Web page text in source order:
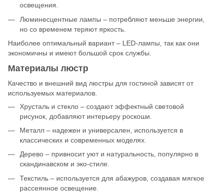
освещения.
Люминесцентные лампы – потребляют меньше энергии,
но со временем теряют яркость.
Наиболее оптимальный вариант – LED-лампы, так как они
экономичны и имеют большой срок службы.
Материалы люстр
Качество и внешний вид люстры для гостиной зависят от
используемых материалов.
Хрусталь и стекло – создают эффектный световой
рисунок, добавляют интерьеру роскоши.
Металл – надежен и универсален, используется в
классических и современных моделях.
Дерево – привносит уют и натуральность, популярно в
скандинавском и эко-стиле.
Текстиль – используется для абажуров, создавая мягкое
рассеянное освещение.